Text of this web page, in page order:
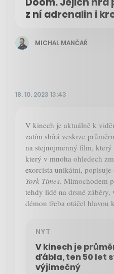
z ní adrenalin i
MICHAL MANČAŘ
18. 10. 2023 13:43
V kinech je aktuálně k
zatím sbírá veskrze
na stejnojmenný film,
který v mnoha ohledech
exorcista unikátní,
York Times. Mimochodem
tehdy lidé na drsné
démon třeba otáčel
NYT
V kinech je
ďábla, ten 50 let
výjimečný